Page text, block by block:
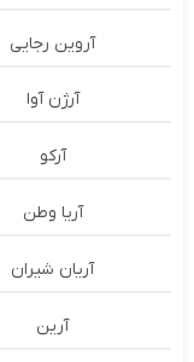
آروین رجایی
آرژن آوا
آرکو
آریا وطن
آریان شیران
آرین